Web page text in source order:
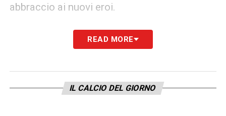
abbraccio ai nuovi eroi.
Una stagione indimenticabile per l’
Cristian Chivu, che ha scritto una pagina
LA PLAYLIST DELLE NOSTRE TOP NEWS
READ MORE
IL CALCIO DEL GIORNO